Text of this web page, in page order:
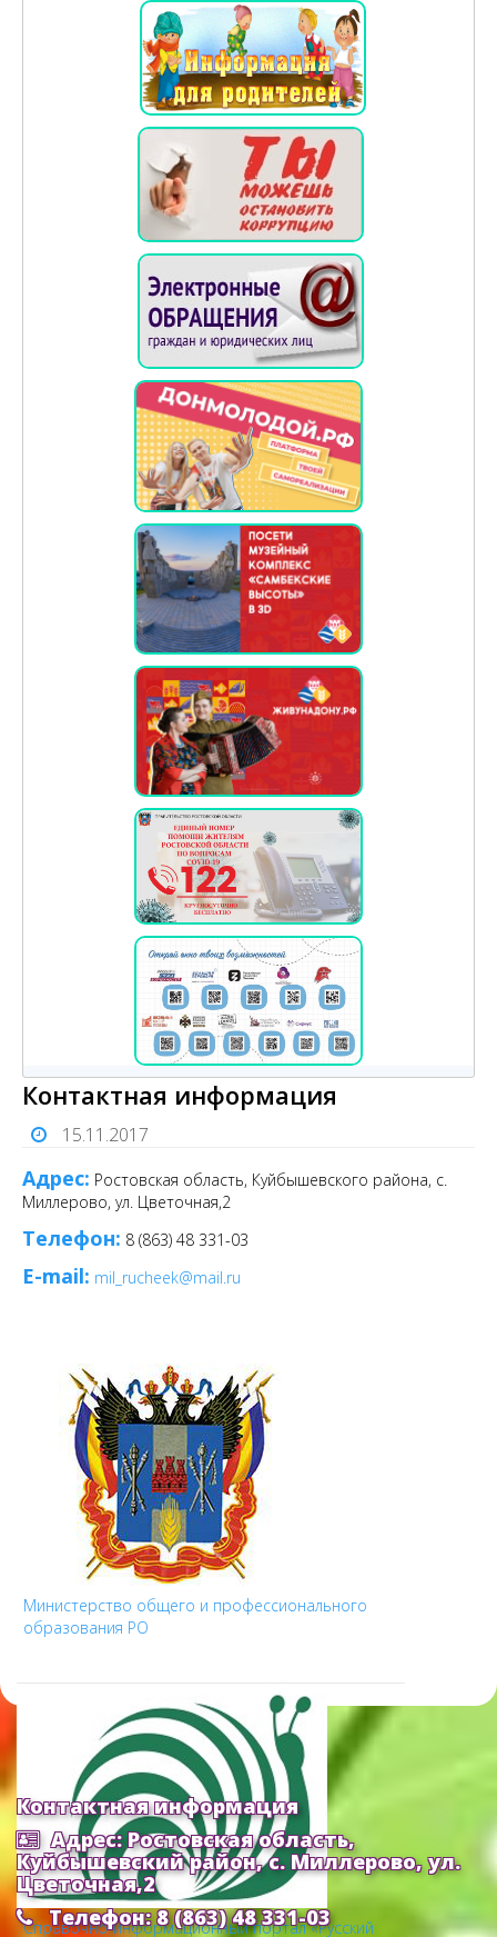
Контактная информация
15.11.2017
Адрес: Ростовская область, Куйбышевского района, с.
Миллерово, ул. Цветочная,2
Телефон: 8 (863) 48 331-03
E-mail: mil_rucheek@mail.ru
Министерство общего и профессионального
образования РО
Cправочно-информационный портал «Русский
Контактная информация
Адрес: Ростовская область,
Куйбышевский район, с. Миллерово, ул.
Цветочная,2
Телефон: 8 (863) 48 331-03